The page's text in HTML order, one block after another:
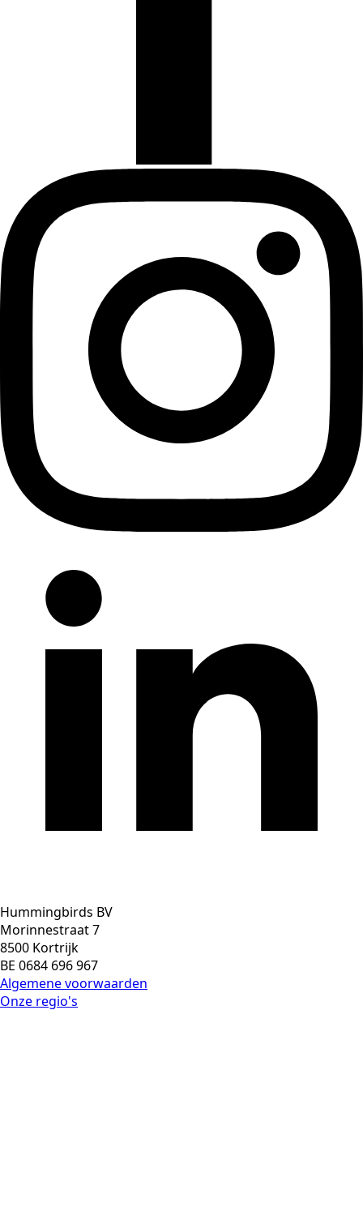
Hummingbirds BV
Morinnestraat 7
8500 Kortrijk
BE 0684 696 967
Algemene voorwaarden
Onze regio's